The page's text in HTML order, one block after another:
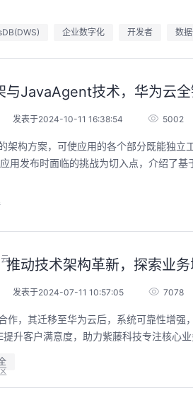
企业数字化 开发者 数
与JavaAgent技术，华为云
发表于2024-10-11 16:38:54 5002
架构方案，可使应用的各个部分既能独
用发布时面临的挑战为切入点，介绍了
推动技术架构革新，探索业
发表于2024-07-11 10:57:05 7078
作，其迁移至华为云后，系统可靠性增
升客户满意度，助力紫藤科技专注核心业